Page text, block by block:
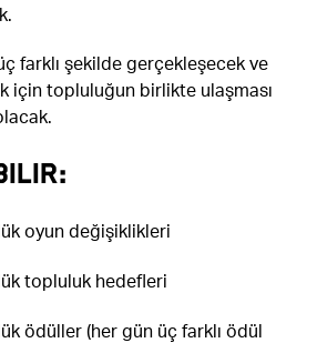
farklı şekilde gerçekleşecek ve
için topluluğun birlikte ulaşması
oyun değişiklikleri
topluluk hedefleri
ödüller (her gün üç farklı ödül